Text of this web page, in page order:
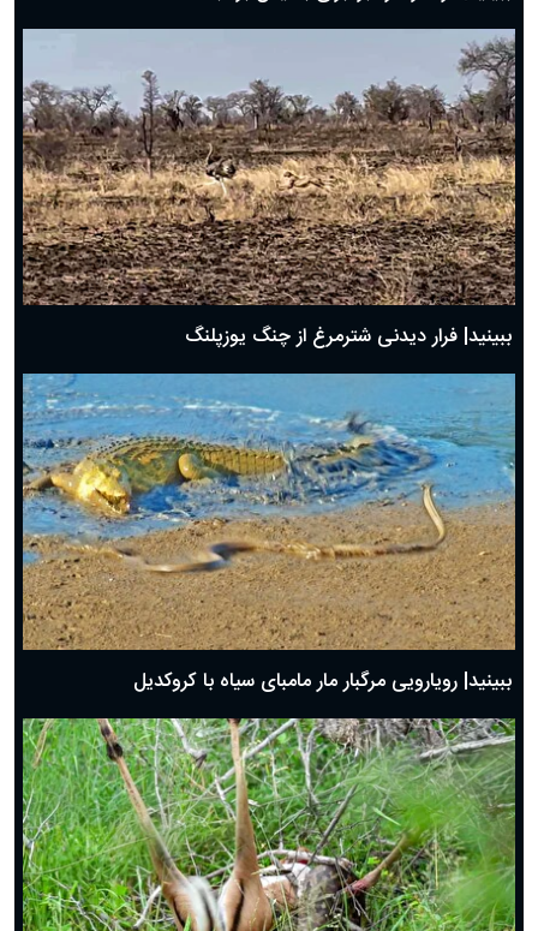
ببینید| فرار دیدنی شترمرغ از چنگ یوزپلنگ
ببینید| رویارویی مرگبار مار مامبای سیاه با کروکدیل